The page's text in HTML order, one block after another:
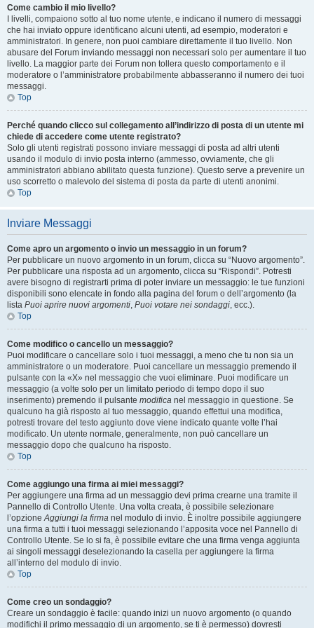
Come cambio il mio livello?
I livelli, compaiono sotto al tuo nome utente, e indicano il numero di messaggi
che hai inviato oppure identificano alcuni utenti, ad esempio, moderatori e
amministratori. In genere, non puoi cambiare direttamente il tuo livello. Non
abusare del Forum inviando messaggi non necessari solo per aumentare il tuo
livello. La maggior parte dei Forum non tollera questo comportamento e il
moderatore o l’amministratore probabilmente abbasseranno il numero dei tuoi
messaggi.
Top
Perché quando clicco sul collegamento all’indirizzo di posta di un utente mi
chiede di accedere come utente registrato?
Solo gli utenti registrati possono inviare messaggi di posta ad altri utenti
usando il modulo di invio posta interno (ammesso, ovviamente, che gli
amministratori abbiano abilitato questa funzione). Questo serve a prevenire un
uso scorretto o malevolo del sistema di posta da parte di utenti anonimi.
Top
Inviare Messaggi
Come apro un argomento o invio un messaggio in un forum?
Per pubblicare un nuovo argomento in un forum, clicca su “Nuovo argomento”.
Per pubblicare una risposta ad un argomento, clicca su “Rispondi”. Potresti
avere bisogno di registrarti prima di poter inviare un messaggio: le tue funzioni
disponibili sono elencate in fondo alla pagina del forum o dell’argomento (la
lista Puoi aprire nuovi argomenti, Puoi votare nei sondaggi, ecc.).
Top
Come modifico o cancello un messaggio?
Puoi modificare o cancellare solo i tuoi messaggi, a meno che tu non sia un
amministratore o un moderatore. Puoi cancellare un messaggio premendo il
pulsante con la «X» nel messaggio che vuoi eliminare. Puoi modificare un
messaggio (a volte solo per un limitato periodo di tempo dopo il suo
inserimento) premendo il pulsante modifica nel messaggio in questione. Se
qualcuno ha già risposto al tuo messaggio, quando effettui una modifica,
potresti trovare del testo aggiunto dove viene indicato quante volte l’hai
modificato. Un utente normale, generalmente, non può cancellare un
messaggio dopo che qualcuno ha risposto.
Top
Come aggiungo una firma ai miei messaggi?
Per aggiungere una firma ad un messaggio devi prima crearne una tramite il
Pannello di Controllo Utente. Una volta creata, è possibile selezionare
l’opzioneAggiungi la firma nel modulo di invio. È inoltre possibile aggiungere
una firma a tutti i tuoi messaggi selezionando l’apposita voce nel Pannello di
Controllo Utente. Se lo si fa, è possibile evitare che una firma venga aggiunta
ai singoli messaggi deselezionando la casella per aggiungere la firma
all’interno del modulo di invio.
Top
Come creo un sondaggio?
Creare un sondaggio è facile: quando inizi un nuovo argomento (o quando
modifichi il primo messaggio di un argomento, se ti è permesso) dovresti